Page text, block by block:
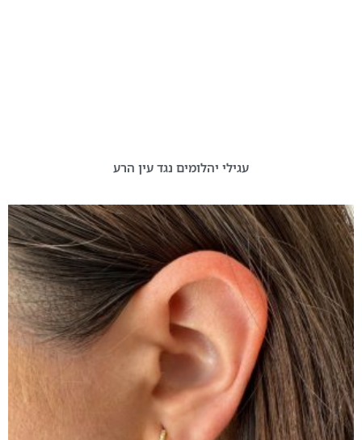
עגילי יהלומים נגד עין הרע